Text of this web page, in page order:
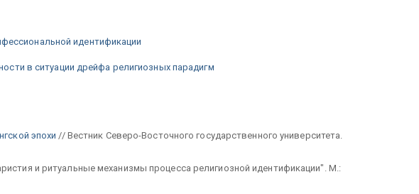
идентификации
в ситуации дрейфа религиозных парадигм
эпохи // Вестник Северо-Восточного государственного университета.
и ритуальные механизмы процесса религиозной идентификации". М.: